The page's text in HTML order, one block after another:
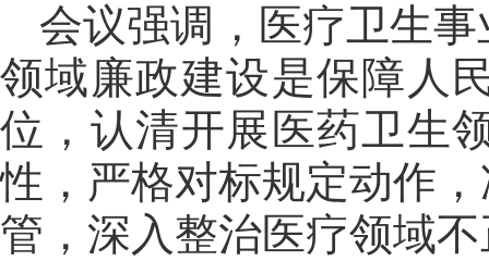
会议强调，医疗卫生
领域廉政建设是保障人
位，认清开展医药卫生
性，严格对标规定动作
管，深入整治医疗领域